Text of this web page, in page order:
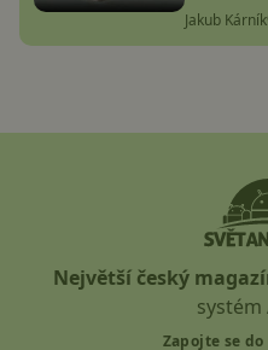
Jakub Kárník
Největší český
Zapojte se